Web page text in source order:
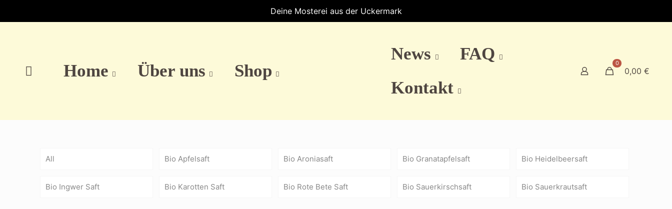
Deine Mosterei aus der Uckermark
Home Über uns Shop
News
FAQ
Kontakt
0
0,00 €
All Bio Apfelsaft Bio Aroniasaft Bio Granatapfelsaft Bio Heidelbeersaft
Bio Ingwer Saft Bio Karotten Saft Bio Rote Bete Saft Bio Sauerkirschsaft Bio Sauerkrautsaft